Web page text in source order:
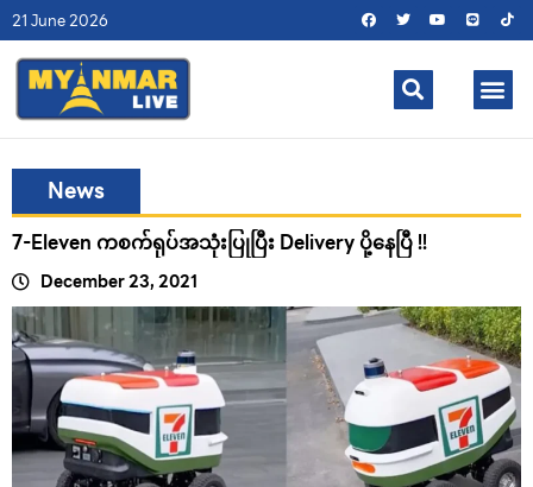
21 June 2026
News
7-Eleven ကစက်ရုပ်အသုံးပြုပြီး Delivery ပို့နေပြီ !!
December 23, 2021